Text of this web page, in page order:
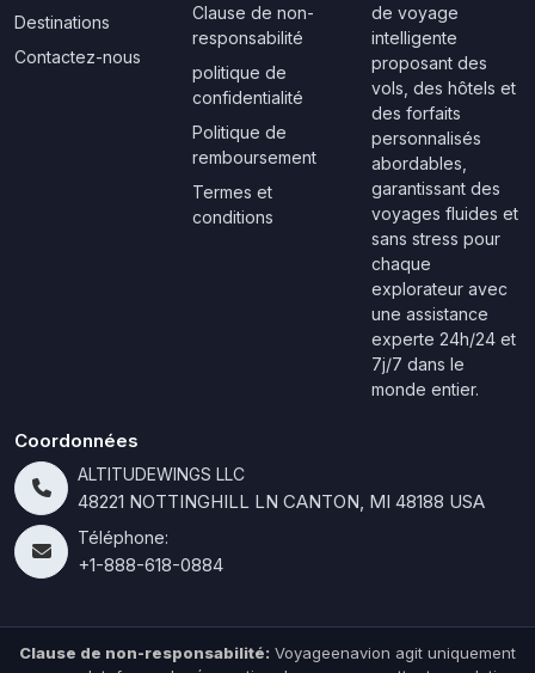
Destinations
Contactez-nous
Clause de non-
responsabilité
politique de
confidentialité
Politique de
remboursement
Termes et
conditions
de voyage
intelligente
proposant des
vols, des hôtels et
des forfaits
personnalisés
abordables,
garantissant des
voyages fluides et
sans stress pour
chaque
explorateur avec
une assistance
experte 24h/24 et
7j/7 dans le
monde entier.
Coordonnées
ALTITUDEWINGS LLC
48221 NOTTINGHILL LN CANTON, MI 48188 USA
Téléphone:
+1-888-618-0884
Clause de non-responsabilité: Voyageenavion agit uniquement